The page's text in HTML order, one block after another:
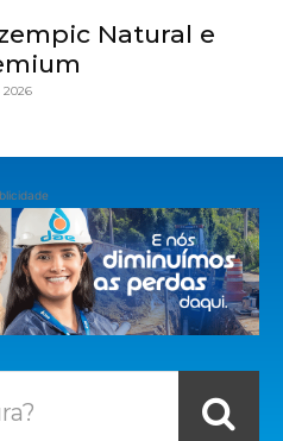
Natural e
2026